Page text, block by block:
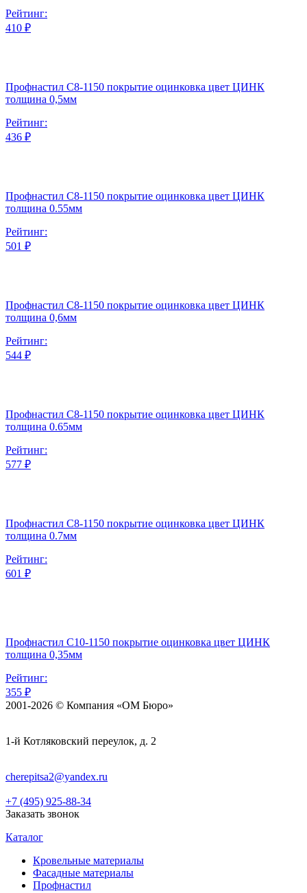
Рейтинг:
410 ₽
Профнастил С8-1150 покрытие оцинковка цвет ЦИНК
толщина 0,5мм
Рейтинг:
436 ₽
Профнастил С8-1150 покрытие оцинковка цвет ЦИНК
толщина 0.55мм
Рейтинг:
501 ₽
Профнастил С8-1150 покрытие оцинковка цвет ЦИНК
толщина 0,6мм
Рейтинг:
544 ₽
Профнастил С8-1150 покрытие оцинковка цвет ЦИНК
толщина 0.65мм
Рейтинг:
577 ₽
Профнастил С8-1150 покрытие оцинковка цвет ЦИНК
толщина 0.7мм
Рейтинг:
601 ₽
Профнастил С10-1150 покрытие оцинковка цвет ЦИНК
толщина 0,35мм
Рейтинг:
355 ₽
2001-2026 © Компания «ОМ Бюро»
1-й Котляковский переулок, д. 2
cherepitsa2@yandex.ru
+7 (495) 925-88-34
Заказать звонок
Каталог
Кровельные материалы
Фасадные материалы
Профнастил